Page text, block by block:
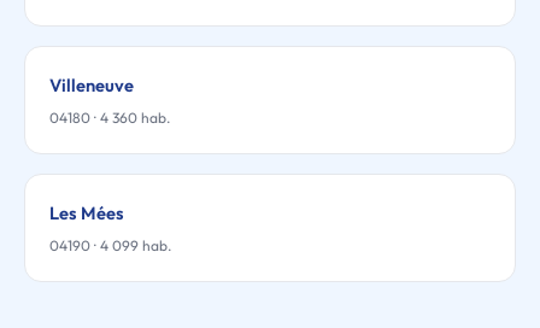
Villeneuve
04180 · 4 360 hab.
Les Mées
04190 · 4 099 hab.